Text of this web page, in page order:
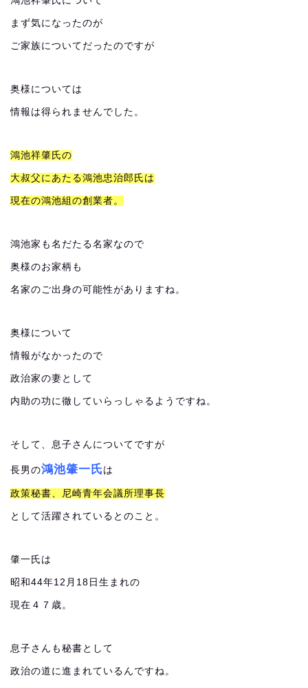
まず気になったのが
ご家族についてだったのですが
奥様については
情報は得られませんでした。
鴻池祥肇氏の
大叔父にあたる鴻池忠治郎氏は
現在の鴻池組の創業者。
鴻池家も名だたる名家なので
奥様のお家柄も
名家のご出身の可能性がありますね。
奥様について
情報がなかったので
政治家の妻として
内助の功に徹していらっしゃるようですね。
そして、息子さんについてですが
長男の鴻池肇一氏 は
政策秘書、尼崎青年会議所理事長
として活躍されているとのこと。
肇一氏は
昭和44年12月18日生まれの
現在４７歳。
息子さんも秘書として
政治の道に進まれているんですね。